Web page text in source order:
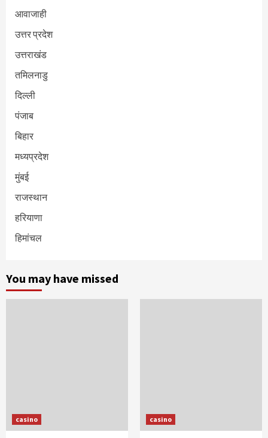
आवाजाही
उत्तर प्रदेश
उत्तराखंड
तमिलनाडु
दिल्ली
पंजाब
बिहार
मध्यप्रदेश
मुंबई
राजस्थान
हरियाणा
हिमांचल
You may have missed
casino casino